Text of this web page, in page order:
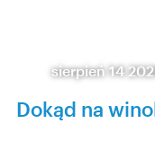
sierpień 14
Dokąd na